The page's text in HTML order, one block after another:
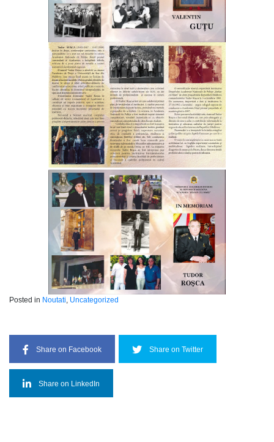
Posted in Noutati, Uncategorized
Share on Facebook Share on Twitter
Share on LinkedIn